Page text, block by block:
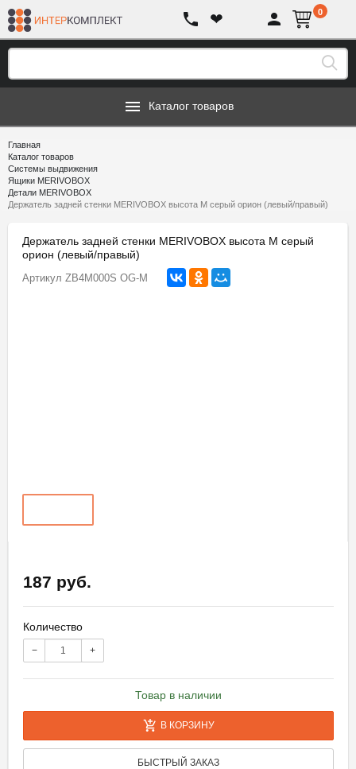
❤ 0
Каталог товаров
Главная
Каталог товаров
Системы выдвижения
Ящики MERIVOBOX
Детали MERIVOBOX
Держатель задней стенки MERIVOBOX высота M серый орион (левый/правый)
Держатель задней стенки MERIVOBOX высота M серый
орион (левый/правый)
Артикул ZB4M000S OG-M
187 руб.
Количество
− +
Товар в наличии
В КОРЗИНУ
БЫСТРЫЙ ЗАКАЗ